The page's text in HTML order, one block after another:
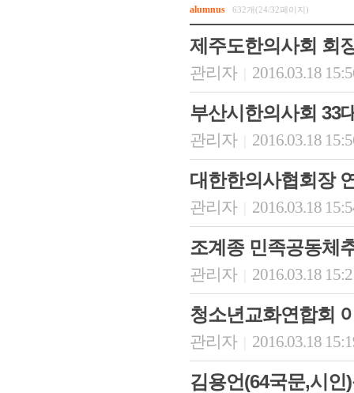
임원 현황
연혁·사업실적
역대 이사장
결산 공시
모교 소
지부·지
언론에
동창회
포토뉴
영상갤
alumnus 632개(24/32페이지)
제주도한의사회 회
관리자 2016.03.18
부산시한의사회 33
관리자 2016.03.18
대한한의사협회장
관리자 2016.03.18
조계종 민족공동체
관리자 2016.03.18
청소년교화연합회
관리자 2016.03.18
김용언(64국문,시